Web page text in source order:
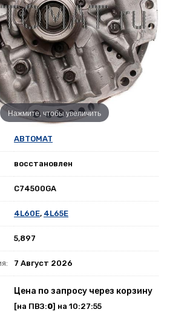
Нажмите, чтобы увеличить
ABTOMAT
восстановлен
C74500GA
4L60E, 4L65E
5,897
7 Август 2026
Цена по запросу через корзину
[на ПВЗ:0] на 10:27:55